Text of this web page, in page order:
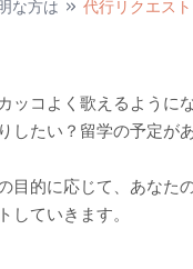
な方は 代行リクエス
ッコよく歌えるように
したい？留学の予定が
的に応じて、あなた
していきます。